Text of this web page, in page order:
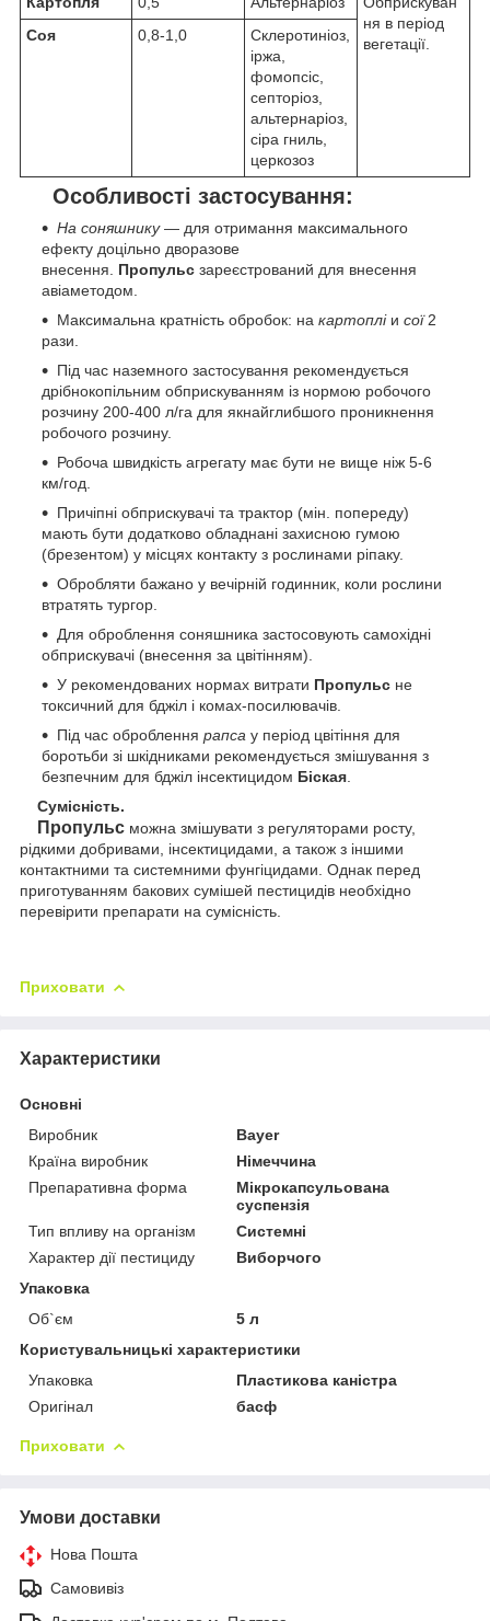
ня в період
вегетації.
Соя 0,8-1,0
Склеротиніоз,
іржа,
фомопсіс,
септоріоз,
альтернаріоз,
сіра гниль,
церкозоз
Особливості застосування:
На соняшнику— для отримання максимального
ефекту доцільно дворазове
внесення. Пропульс зареєстрований для внесення
авіаметодом.
Максимальна кратність обробок: на картопліи сої2
рази.
Під час наземного застосування рекомендується
дрібнокопільним обприскуванням із нормою робочого
розчину 200-400 л/га для якнайглибшого проникнення
робочого розчину.
Робоча швидкість агрегату має бути не вище ніж 5-6
км/год.
Причіпні обприскувачі та трактор (мін. попереду)
мають бути додатково обладнані захисною гумою
(брезентом) у місцях контакту з рослинами ріпаку.
Обробляти бажано у вечірній годинник, коли рослини
втратять тургор.
Для оброблення соняшника застосовують самохідні
обприскувачі (внесення за цвітінням).
У рекомендованих нормах витрати Пропульс не
токсичний для бджіл і комах-посилювачів.
Під час оброблення рапса у період цвітіння для
боротьби зі шкідниками рекомендується змішування з
безпечним для бджіл інсектицидом Біская
Сумісність.
Пропульс можна змішувати з регуляторами росту,
рідкими добривами, інсектицидами, а також з іншими
контактними та системними фунгіцидами. Однак перед
приготуванням бакових сумішей пестицидів необхідно
перевірити препарати на сумісність.
Приховати
Характеристики
Основні
Виробник
Bayer
Країна виробник
Німеччина
Препаративна форма
Мікрокапсульована
суспензія
Тип впливу на організм
Системні
Характер дії пестициду
Виборчого
Упаковка
Об`єм
5 л
Користувальницькі характеристики
Упаковка
Пластикова каністра
Оригінал
басф
Приховати
Умови доставки
Нова Пошта
Самовивіз